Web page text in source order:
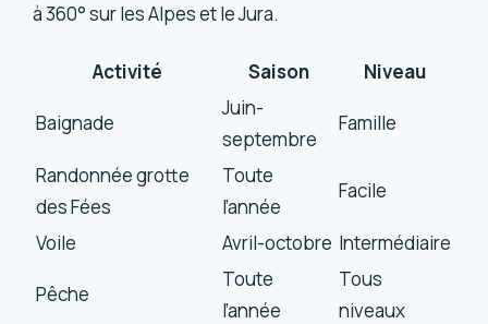
à 360° sur les Alpes et le Jura.
Activité Saison Niveau
Baignade
Juin-
septembre
Famille
Randonnée grotte
des Fées
Toute
l’année
Facile
Voile Avril-octobre Intermédiaire
Pêche
Toute
l’année
Tous
niveaux